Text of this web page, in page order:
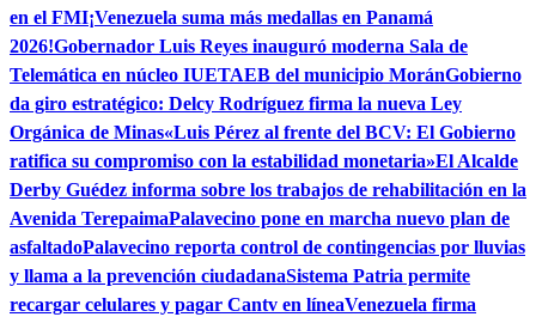
en el FMI¡Venezuela suma más medallas en Panamá
2026!Gobernador Luis Reyes inauguró moderna Sala de
Telemática en núcleo IUETAEB del municipio MoránGobierno
da giro estratégico: Delcy Rodríguez firma la nueva Ley
Orgánica de Minas«Luis Pérez al frente del BCV: El Gobierno
ratifica su compromiso con la estabilidad monetaria»El Alcalde
Derby Guédez informa sobre los trabajos de rehabilitación en la
Avenida TerepaimaPalavecino pone en marcha nuevo plan de
asfaltadoPalavecino reporta control de contingencias por lluvias
y llama a la prevención ciudadanaSistema Patria permite
recargar celulares y pagar Cantv en líneaVenezuela firma